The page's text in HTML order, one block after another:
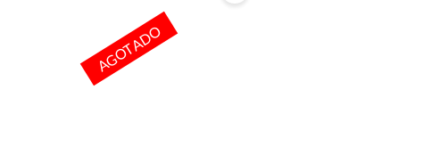
AGOTADO